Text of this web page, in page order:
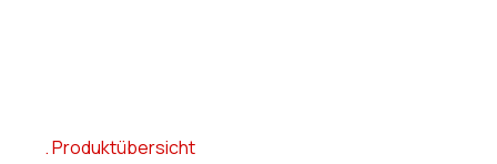
Produktübersicht